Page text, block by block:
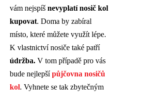
vám nejspíš nevyplatí nosič kol
kupovat. Doma by zabíral
místo, které můžete využít lépe.
K vlastnictví nosiče také patří
údržba. V tom případě pro vás
bude nejlepšípůjčovna nosičů
kol. Vyhnete se tak zbytečným